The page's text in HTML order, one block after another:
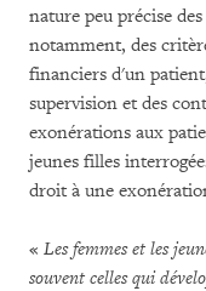
nature peu précise
notamment, des
financiers d'un
supervision et des
exonérations aux
jeunes filles
droit à une
« Les femmes et les
souvent celles qui